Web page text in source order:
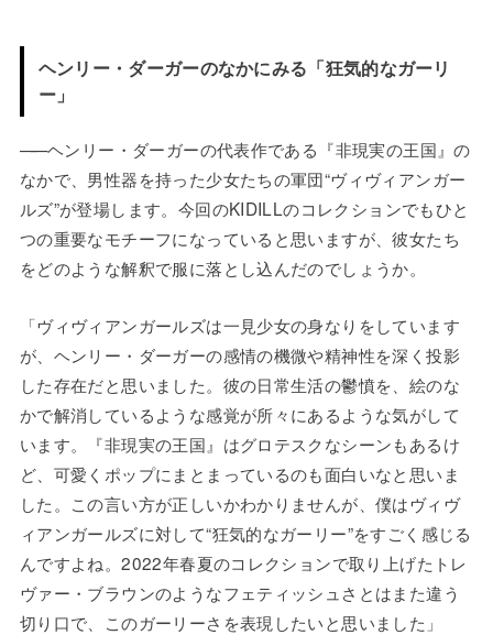
ヘンリー・ダーガーのなかにみる「狂気的なガーリ
ー」
——ヘンリー・ダーガーの代表作である『非現実の王国』の
なかで、男性器を持った少女たちの軍団“ヴィヴィアンガー
ルズ”が登場します。今回のKIDILLのコレクションでもひと
つの重要なモチーフになっていると思いますが、彼女たち
をどのような解釈で服に落とし込んだのでしょうか。
「ヴィヴィアンガールズは一見少女の身なりをしています
が、ヘンリー・ダーガーの感情の機微や精神性を深く投影
した存在だと思いました。彼の日常生活の鬱憤を、絵のな
かで解消しているような感覚が所々にあるような気がして
います。『非現実の王国』はグロテスクなシーンもあるけ
ど、可愛くポップにまとまっているのも面白いなと思いま
した。この言い方が正しいかわかりませんが、僕はヴィヴ
ィアンガールズに対して“狂気的なガーリー”をすごく感じる
んですよね。2022年春夏のコレクションで取り上げたトレ
ヴァー・ブラウンのようなフェティッシュさとはまた違う
切り口で、このガーリーさを表現したいと思いました」